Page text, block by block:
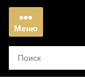
Перейти
содержимому
Меню
Меню